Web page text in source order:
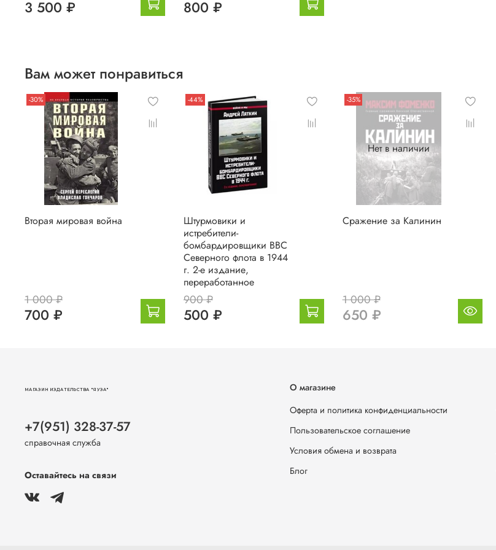
3 500 ₽ 800 ₽
Вам может понравиться
-30%
Вторая мировая война
1 000 ₽
700 ₽
-44%
Штурмовики и
истребители-
бомбардировщики ВВС
Северного флота в 1944
г. 2-е издание,
переработанное
900 ₽
500 ₽
Нет в наличии
-35%
Сражение за Калинин
1 000 ₽
650 ₽
О магазине
Оферта и политика конфиденциальности
Пользовательское соглашение
Условия обмена и возврата
Блог
МАГАЗИН ИЗДАТЕЛЬСТВА "ЯУЗА"
+7(951) 328-37-57
справочная служба
Оставайтесь на связи